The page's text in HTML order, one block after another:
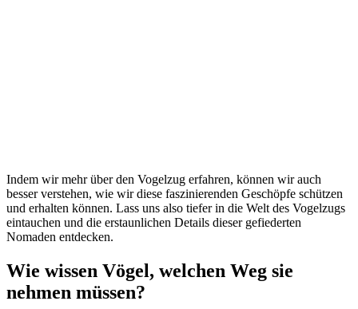
Indem wir mehr über den Vogelzug erfahren, können wir auch
besser verstehen, wie wir diese faszinierenden Geschöpfe schützen
und erhalten können. Lass uns also tiefer in die Welt des Vogelzugs
eintauchen und die erstaunlichen Details dieser gefiederten
Nomaden entdecken.
Wie wissen Vögel, welchen Weg sie
nehmen müssen?